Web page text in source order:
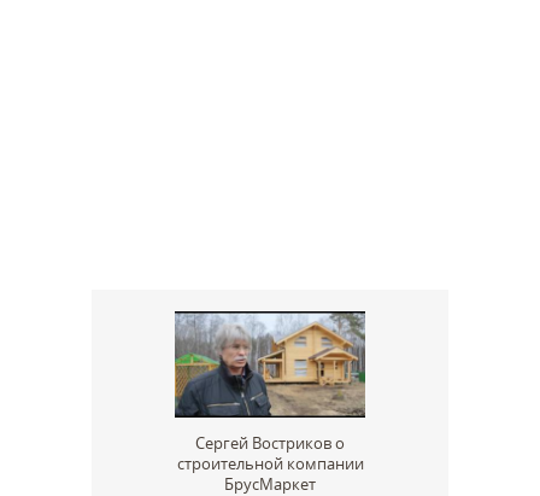
Сергей Востриков о
строительной компании
БрусМаркет